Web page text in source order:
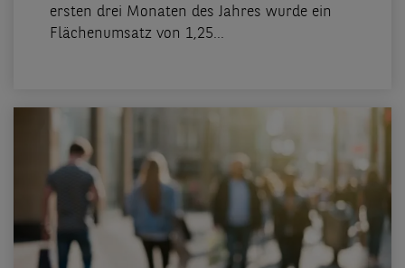
ersten drei Monaten des Jahres wurde ein
Flächenumsatz von 1,25...